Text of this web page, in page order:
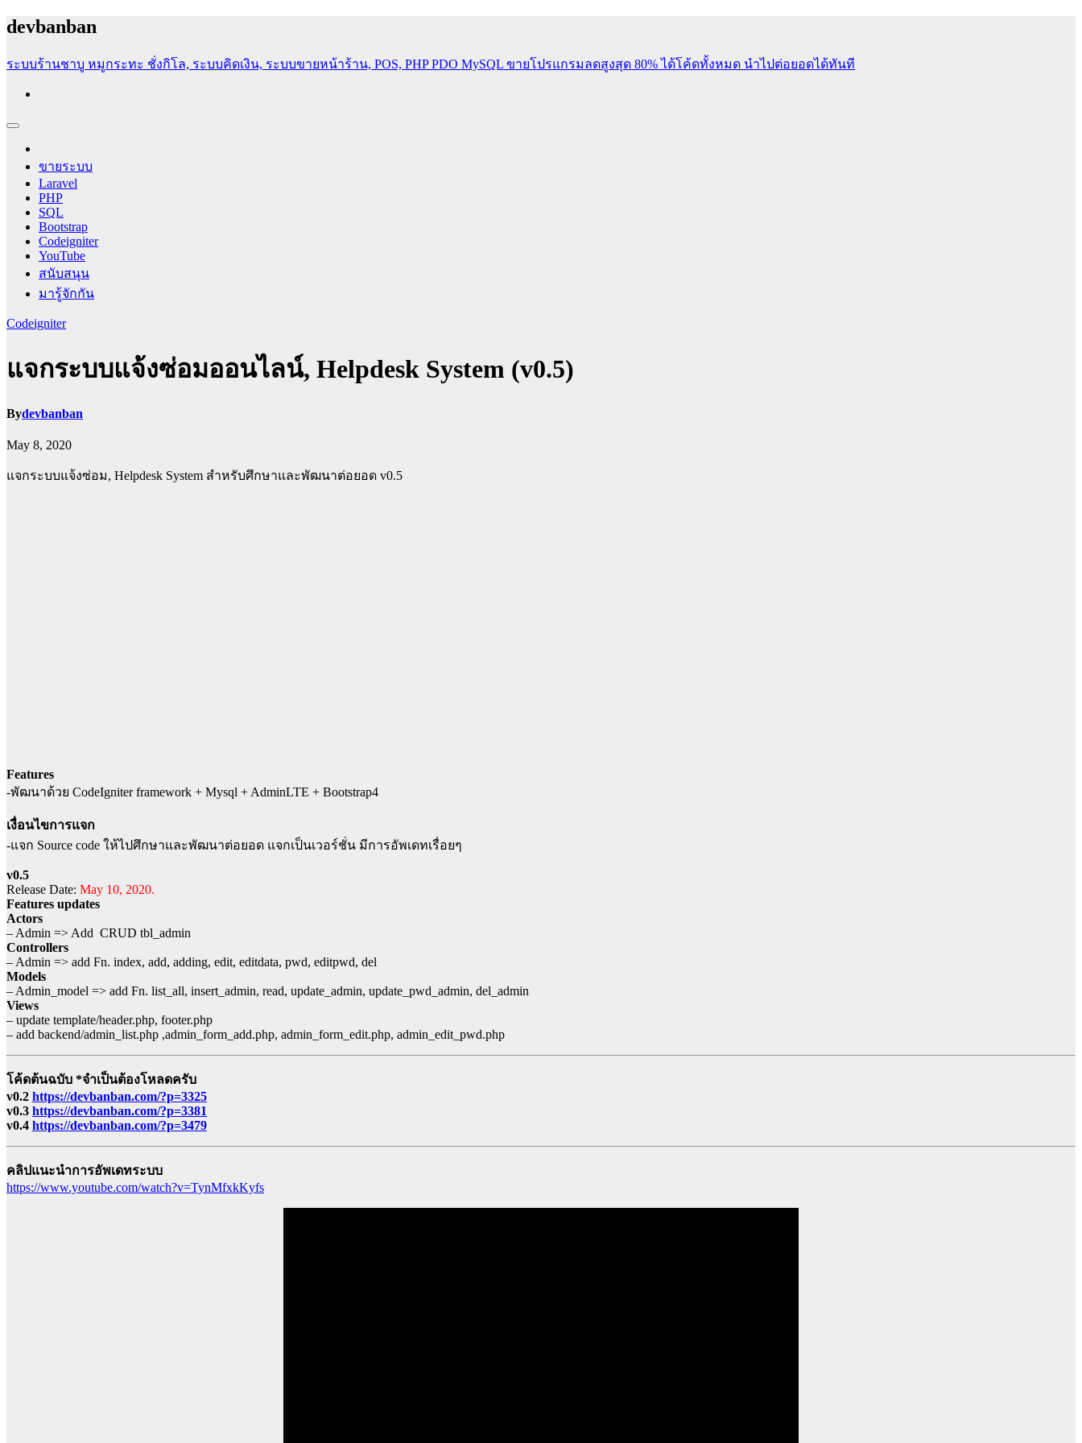
Skip
to
devbanban
ระบบร้านชาบู หมูกระทะ ชั่งกิโล, ระบบคิดเงิน, ระบบขายหน้าร้าน, POS, PHP PDO MySQL ขายโปรแกรมลดสูงสุด 80% ได้โค้ดทั้งหมด นำไปต่อยอดได้ทันที
ขายระบบ
Laravel
PHP
SQL
Bootstrap
Codeigniter
YouTube
สนับสนุน
มารู้จักกัน
Codeigniter
แจกระบบแจ้งซ่อมออนไลน์, Helpdesk System (v0.5)
Bydevbanban
May 8, 2020
แจกระบบแจ้งซ่อม, Helpdesk System สำหรับศึกษาและพัฒนาต่อยอด v0.5
Features
-พัฒนาด้วย CodeIgniter framework + Mysql + AdminLTE + Bootstrap4
เงื่อนไขการแจก
-แจก Source code ให้ไปศึกษาและพัฒนาต่อยอด แจกเป็นเวอร์ชั่น มีการอัพเดทเรื่อยๆ
v0.5
Release Date: May 10, 2020.
Features updates
Actors
– Admin => Add CRUD tbl_admin
Controllers
– Admin => add Fn. index, add, adding, edit, editdata, pwd, editpwd, del
Models
– Admin_model => add Fn. list_all, insert_admin, read, update_admin, update_pwd_admin, del_admin
Views
– update template/header.php, footer.php
– add backend/admin_list.php ,admin_form_add.php, admin_form_edit.php, admin_edit_pwd.php
โค้ดต้นฉบับ *จำเป็นต้องโหลดครับ
v0.2 https://devbanban.com/?p=3325
v0.3 https://devbanban.com/?p=3381
v0.4 https://devbanban.com/?p=3479
คลิปแนะนำการอัพเดทระบบ
https://www.youtube.com/watch?v=TynMfxkKyfs